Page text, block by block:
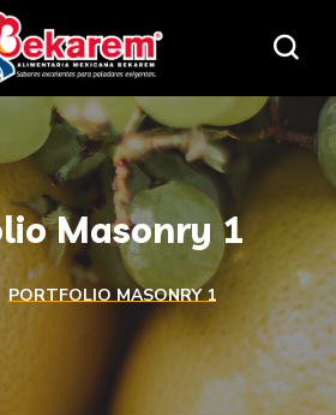
Masonry 1
PORTFOLIO MASONRY 1